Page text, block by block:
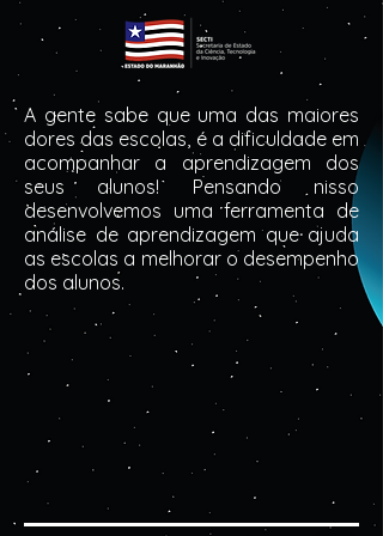
A gente sabe que uma das maiores
dores das escolas, é a dificuldade em
acompanhar a aprendizagem dos
seus alunos! Pensando nisso
desenvolvemos uma ferramenta de
análise de aprendizagem que ajuda
as escolas a melhorar o desempenho
dos alunos.